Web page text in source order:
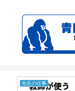
先生の仕事